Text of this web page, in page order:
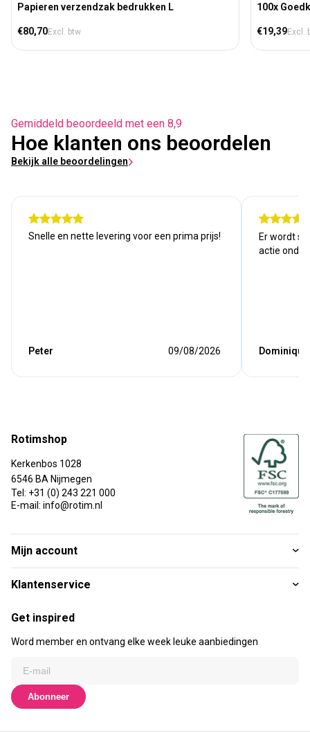
Papieren verzendzak bedrukken L
Normale prijs
€80,70Excl. btw
100x
Normale
€19,39Excl.
Gemiddeld beoordeeld met een 8,9
Hoe klanten ons beoordelen
Bekijk alle beoordelingen
Snelle en nette levering voor een prima prijs!
Peter 09/08/2026
Er wordt
actie
Dominique
Rotimshop
Kerkenbos 1028
6546 BA Nijmegen
Tel: +31 (0) 243 221 000
E-mail: info@rotim.nl
Mijn account
Klantenservice
Get inspired
Word member en ontvang elke week leuke aanbiedingen
Abonneer